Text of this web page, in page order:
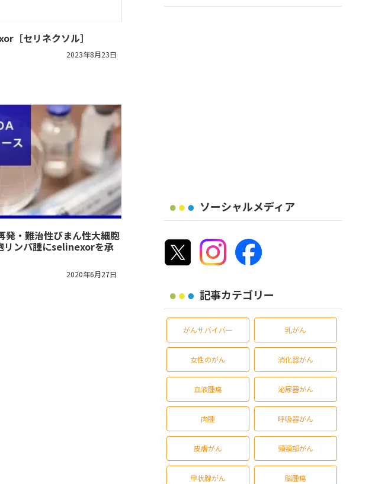
［セリネクソル］
2023年8月23日
発・難治性びまん性大細胞
リンパ腫にselinexorを承
2020年6月27日
ソーシャルメディア
記事カテゴリー
がんサバイバー 乳がん
女性のがん 消化器がん
血液腫瘍 泌尿器がん
肉腫 呼吸器がん
皮膚がん 頭頸部がん
甲状腺がん 脳腫瘍